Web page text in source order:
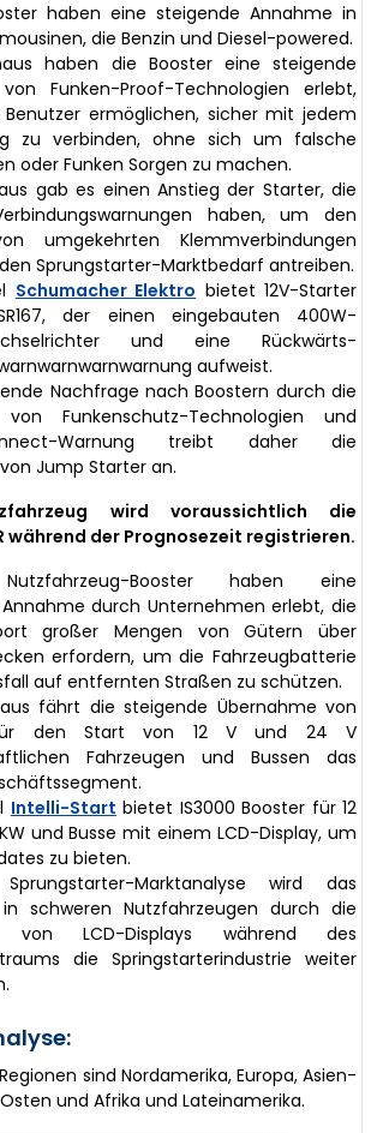
haben eine steigende Annahme in
die Benzin und Diesel-powered.
haben die Booster eine steigende
Funken-Proof-Technologien erlebt,
ermöglichen, sicher mit jedem
zu verbinden, ohne sich um falsche
oder Funken Sorgen zu machen.
gab es einen Anstieg der Starter, die
haben, um den
umgekehrten Klemmverbindungen
Sprungstarter-Marktbedarf antreiben.
Schumacher Elektro bietet 12V-Starter
der einen eingebauten 400W-
und eine Rückwärts-
aufweist.
Nachfrage nach Boostern durch die
Funkenschutz-Technologien und
Warnung treibt daher die
Jump Starter an.
wird voraussichtlich die
während der Prognosezeit registrieren.
Booster haben eine
durch Unternehmen erlebt, die
großer Mengen von Gütern über
erfordern, um die Fahrzeugbatterie
auf entfernten Straßen zu schützen.
fährt die steigende Übernahme von
den Start von 12 V und 24 V
Fahrzeugen und Bussen das
Intelli-Start bietet IS3000 Booster für 12
und Busse mit einem LCD-Display, um
zu bieten.
Marktanalyse wird das
schweren Nutzfahrzeugen durch die
von LCD-Displays während des
die Springstarterindustrie weiter
sind Nordamerika, Europa, Asien-
und Afrika und Lateinamerika.